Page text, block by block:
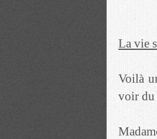
La vie
Voilà
voir du